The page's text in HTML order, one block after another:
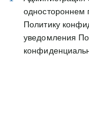
одностороннем
Политику
уведомления